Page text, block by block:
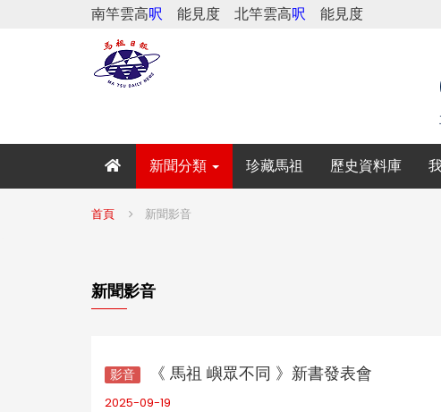
南竿雲高呎 能見度 北竿雲高呎 能見度
新聞分類 珍藏馬祖 歷史資料庫
首頁 新聞影音
新聞影音
影音 《 馬祖 嶼眾不同 》新書發表會
2025-09-19